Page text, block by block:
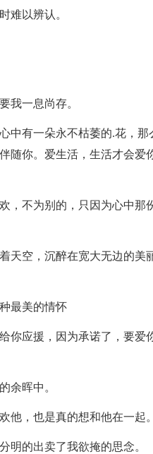
难以辨认。
我一息尚存。
中有一朵永不枯萎的.花，那
随你。爱生活，生活才会爱
，不为别的，只因为心中那
天空，沉醉在宽大无边的美
最美的情怀
你应援，因为承诺了，要爱
余晖中。
他，也是真的想和他在一起。
明的出卖了我欲掩的思念。